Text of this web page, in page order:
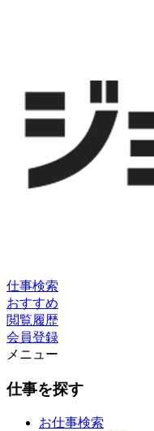
仕事検索
おすすめ
閲覧履歴
会員登録
メニュー
仕事を探す
お仕事検索